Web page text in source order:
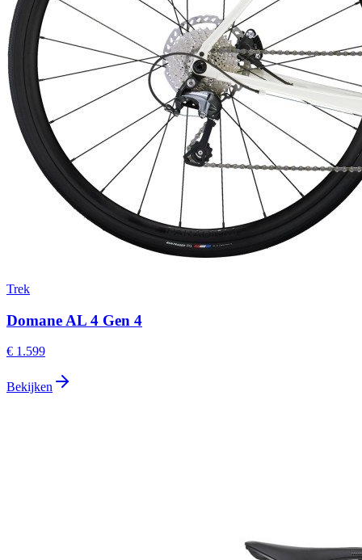
Trek
Domane AL 4 Gen 4
€ 1.599
Bekijken